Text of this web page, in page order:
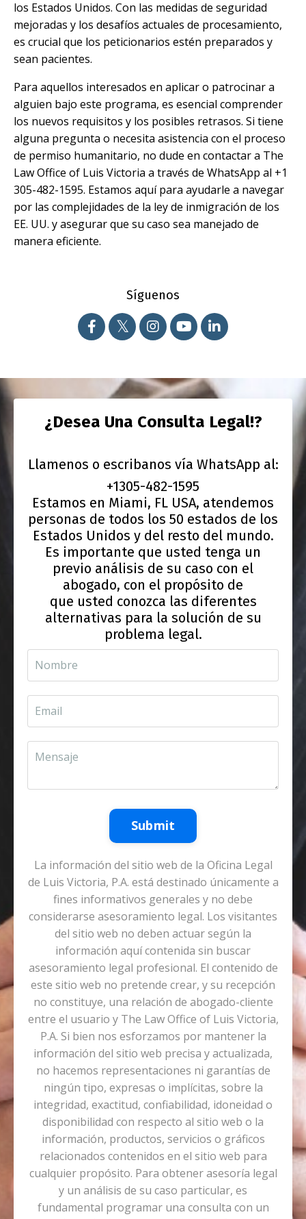
los Estados Unidos. Con las medidas de seguridad
mejoradas y los desafíos actuales de procesamiento,
es crucial que los peticionarios estén preparados y
sean pacientes.
Para aquellos interesados en aplicar o patrocinar a
alguien bajo este programa, es esencial comprender
los nuevos requisitos y los posibles retrasos. Si tiene
alguna pregunta o necesita asistencia con el proceso
de permiso humanitario, no dude en contactar a The
Law Office of Luis Victoria a través de WhatsApp al +1
305-482-1595. Estamos aquí para ayudarle a navegar
por las complejidades de la ley de inmigración de los
EE. UU. y asegurar que su caso sea manejado de
manera eficiente.
Síguenos
¿Desea Una Consulta Legal!?
Llamenos o escribanos vía WhatsApp al:
+1305-482-1595
Estamos en Miami, FL USA, atendemos
personas de todos los 50 estados de los
Estados Unidos y del resto del mundo.
Es importante que usted tenga un
previo análisis de su caso con el
abogado, con el propósito de
que usted conozca las diferentes
alternativas para la solución de su
problema legal.
Submit
La información del sitio web de la Oficina Legal
de Luis Victoria, P.A. está destinado únicamente a
fines informativos generales y no debe
considerarse asesoramiento legal. Los visitantes
del sitio web no deben actuar según la
información aquí contenida sin buscar
asesoramiento legal profesional. El contenido de
este sitio web no pretende crear, y su recepción
no constituye, una relación de abogado-cliente
entre el usuario y The Law Office of Luis Victoria,
P.A. Si bien nos esforzamos por mantener la
información del sitio web precisa y actualizada,
no hacemos representaciones ni garantías de
ningún tipo, expresas o implícitas, sobre la
integridad, exactitud, confiabilidad, idoneidad o
disponibilidad con respecto al sitio web o la
información, productos, servicios o gráficos
relacionados contenidos en el sitio web para
cualquier propósito. Para obtener asesoría legal
y un análisis de su caso particular, es
fundamental programar una consulta con un